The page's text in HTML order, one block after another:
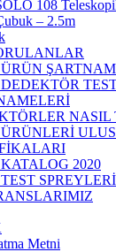
108
– 2.5m
NASIL
ÜRÜNLERİ
2020
Metni